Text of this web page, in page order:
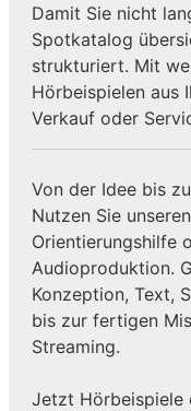
Damit Sie nicht
Spotkatalog
strukturiert. Mit
Hörbeispielen aus
Verkauf oder
Von der Idee bis
Nutzen Sie
Orientierungshilfe
Audioproduktion.
Konzeption, Text,
bis zur fertigen
Streaming.
Jetzt Hörbeispiele